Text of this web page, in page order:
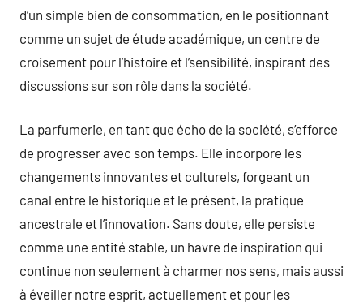
d’un simple bien de consommation, en le positionnant
comme un sujet de étude académique, un centre de
croisement pour l’histoire et l’sensibilité, inspirant des
discussions sur son rôle dans la société.
La parfumerie, en tant que écho de la société, s’efforce
de progresser avec son temps. Elle incorpore les
changements innovantes et culturels, forgeant un
canal entre le historique et le présent, la pratique
ancestrale et l’innovation. Sans doute, elle persiste
comme une entité stable, un havre de inspiration qui
continue non seulement à charmer nos sens, mais aussi
à éveiller notre esprit, actuellement et pour les